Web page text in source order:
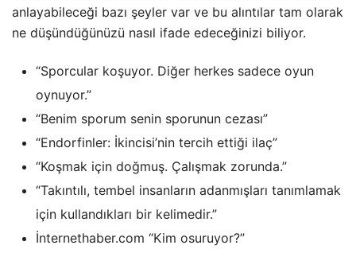
anlayabileceği bazı şeyler var ve bu alıntılar tam olarak
ne düşündüğünüzü nasıl ifade edeceğinizi biliyor.
“Sporcular koşuyor. Diğer herkes sadece oyun
oynuyor.”
“Benim sporum senin sporunun cezası”
“Endorfinler: İkincisi’nin tercih ettiği ilaç”
“Koşmak için doğmuş. Çalışmak zorunda.”
“Takıntılı, tembel insanların adanmışları tanımlamak
için kullandıkları bir kelimedir.”
İnternethaber.com “Kim osuruyor?”